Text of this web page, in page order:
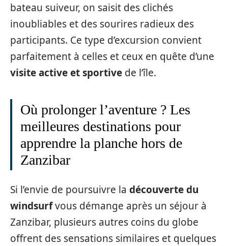
bateau suiveur, on saisit des clichés
inoubliables et des sourires radieux des
participants. Ce type d’excursion convient
parfaitement à celles et ceux en quête d’une
visite active et sportive de l’île.
Où prolonger l’aventure ? Les
meilleures destinations pour
apprendre la planche hors de
Zanzibar
Si l’envie de poursuivre la découverte du
windsurfvous démange après un séjour à
Zanzibar, plusieurs autres coins du globe
offrent des sensations similaires et quelques